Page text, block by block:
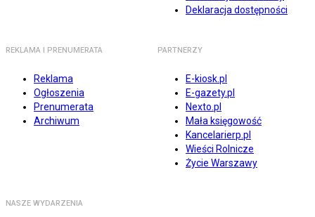
Deklaracja dostępności
REKLAMA I PRENUMERATA
Reklama
Ogłoszenia
Prenumerata
Archiwum
PARTNERZY
E-kiosk.pl
E-gazety.pl
Nexto.pl
Mała księgowość
Kancelarierp.pl
Wieści Rolnicze
Życie Warszawy
NASZE WYDARZENIA